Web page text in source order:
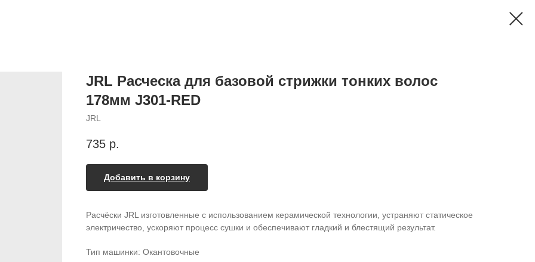
JRL Расческа для базовой стрижки тонких волос
178мм J301-RED
JRL
735 р.
Добавить в корзину
Расчёски JRL изготовленные с использованием керамической технологии, устраняют статическое
электричество, ускоряют процесс сушки и обеспечивают гладкий и блестящий результат.
Тип машинки: Окантовочные